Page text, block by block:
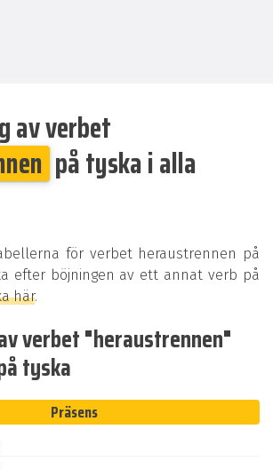
av verbet
på tyska i alla
för verbet heraustrennen på
efter böjningen av ett annat verb på
här.
verbet "heraustrennen"
tyska
Präsens